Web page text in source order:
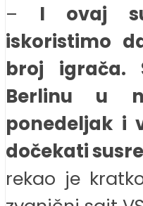
– I ovaj
iskoristimo
broj igrača.
Berlinu u
ponedeljak i
dočekati
rekao je